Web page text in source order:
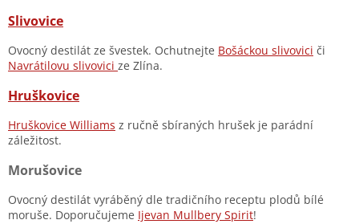
Slivovice
Ovocný destilát ze švestek. Ochutnejte Bošáckou slivovici či
Navrátilovu slivovici ze Zlína.
Hruškovice
Hruškovice Williams z ručně sbíraných hrušek je parádní
záležitost.
Morušovice
Ovocný destilát vyráběný dle tradičního receptu plodů bílé
moruše. Doporučujeme Ijevan Mullbery Spirit!